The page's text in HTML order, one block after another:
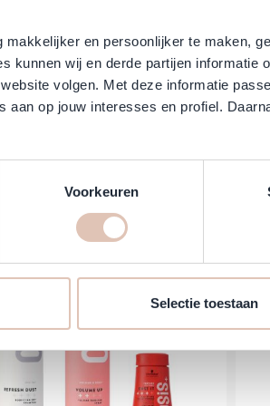
makkelijker en persoonlijker te maken,
kunnen wij en derde partijen informatie
volgen. Met deze informatie
aan op jouw interesses en profiel.
Voorkeuren
Selectie toestaan
- Craft Clay & Dark Oil - Set
38,30 €
-